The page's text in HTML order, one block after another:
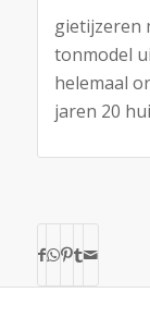
gietijzeren
tonmodel
helemaal
jaren 20